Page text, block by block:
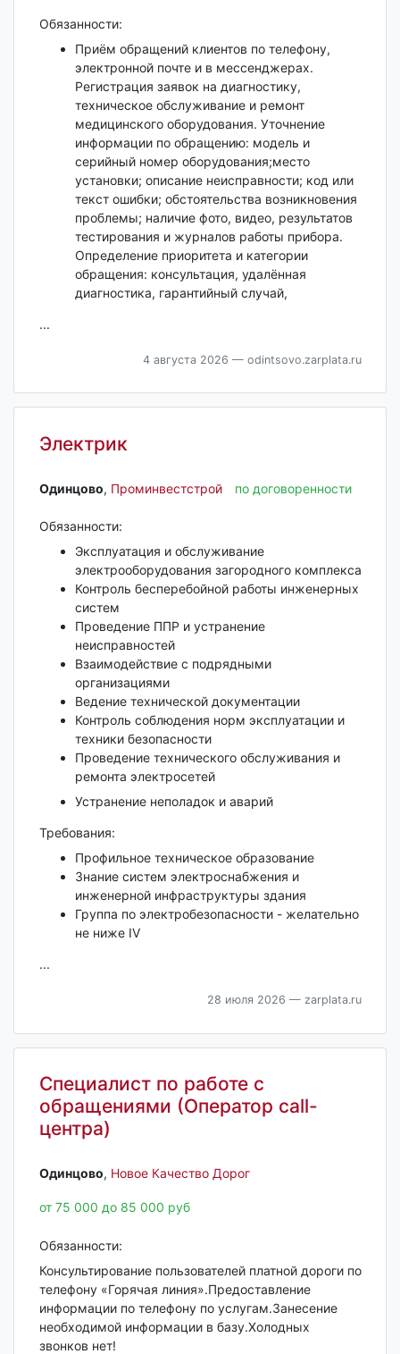
Обязанности:
Приём обращений клиентов по телефону,
электронной почте и в мессенджерах.
Регистрация заявок на диагностику,
техническое обслуживание и ремонт
медицинского оборудования. Уточнение
информации по обращению: модель и
серийный номер оборудования;место
установки; описание неисправности; код или
текст ошибки; обстоятельства возникновения
проблемы; наличие фото, видео, результатов
тестирования и журналов работы прибора.
Определение приоритета и категории
обращения: консультация, удалённая
диагностика, гарантийный случай,
...
4 августа 2026 — odintsovo.zarplata.ru
Электрик
Одинцово‎, Проминвестстрой по договоренности
Обязанности:
Эксплуатация и обслуживание
электрооборудования загородного комплекса
Контроль бесперебойной работы инженерных
систем
Проведение ППР и устранение
неисправностей
Взаимодействие с подрядными
организациями
Ведение технической документации
Контроль соблюдения норм эксплуатации и
техники безопасности
Проведение технического обслуживания и
ремонта электросетей
Устранение неполадок и аварий
Требования:
Профильное техническое образование
Знание систем электроснабжения и
инженерной инфраструктуры здания
Группа по электробезопасности - желательно
не ниже IV
...
28 июля 2026 — zarplata.ru
Специалист по работе с
обращениями (Оператор call-
центра)
Одинцово‎, Новое Качество Дорог
от 75 000 до 85 000 руб
Обязанности:
Консультирование пользователей платной дороги по
телефону «Горячая линия».Предоставление
информации по телефону по услугам.Занесение
необходимой информации в базу.Холодных
звонков нет!